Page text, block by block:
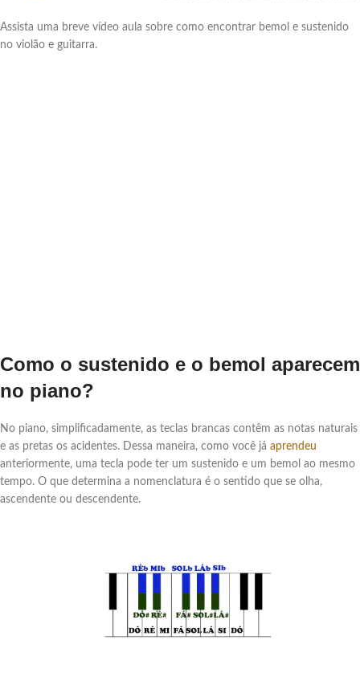
Assista uma breve vídeo aula sobre como encontrar bemol e sustenido
no violão e guitarra.
Como o sustenido e o bemol aparecem
no piano?
No piano, simplificadamente, as teclas brancas contêm as notas naturais
e as pretas os acidentes. Dessa maneira, como você já aprendeu
anteriormente, uma tecla pode ter um sustenido e um bemol ao mesmo
tempo. O que determina a nomenclatura é o sentido que se olha,
ascendente ou descendente.